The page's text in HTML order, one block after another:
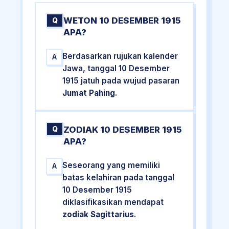
Q
WETON 10 DESEMBER 1915
APA?
A
Berdasarkan rujukan kalender
Jawa, tanggal 10 Desember
1915 jatuh pada wujud pasaran
Jumat Pahing.
Q
ZODIAK 10 DESEMBER 1915
APA?
A
Seseorang yang memiliki
batas kelahiran pada tanggal
10 Desember 1915
diklasifikasikan mendapat
zodiak Sagittarius.